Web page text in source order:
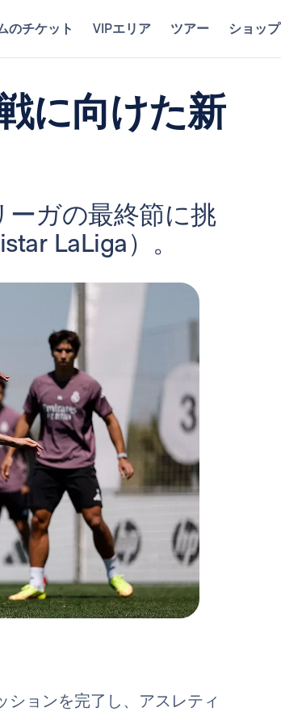
のチケット VIPエリア ツアー ショップ
に向けた新
ガの最終節に挑
LaLiga）。
ションを完了し、アスレティ